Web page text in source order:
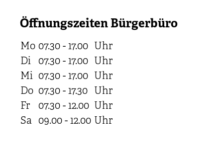
Öffnungszeiten Bürgerbüro
Mo 07.30 - 17.00 Uhr
Di
07.30 - 17.00 Uhr
Mi 07.30 - 17.00 Uhr
Do 07.30 - 17.30 Uhr
Fr
07.30 - 12.00 Uhr
Sa 09.00 - 12.00 Uhr